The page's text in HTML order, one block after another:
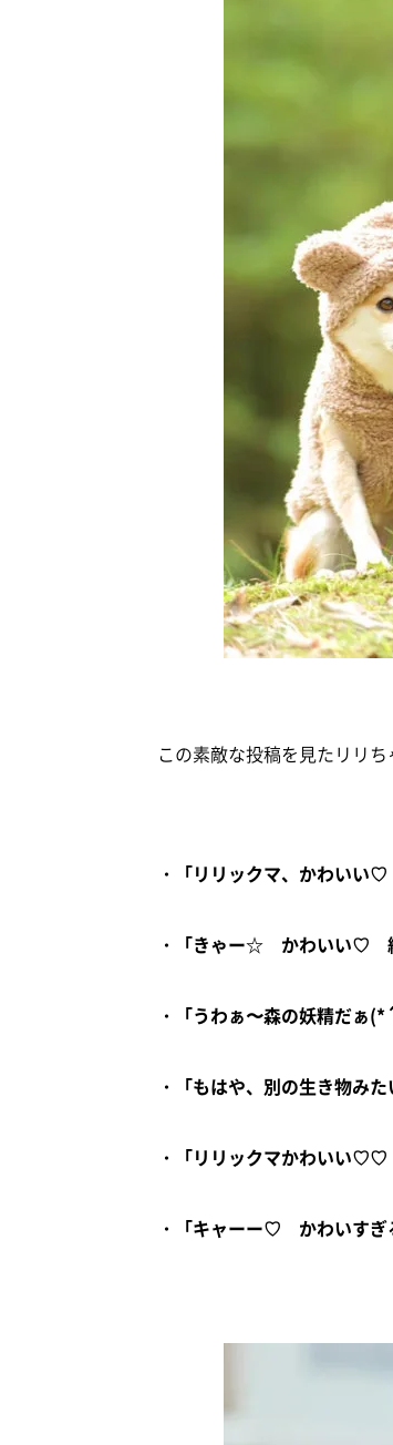
この素敵な投稿を見たリリ
・「リリックマ、かわいい
・「きゃー☆ かわいい♡
・「うわぁ〜森の妖精だぁ
・「もはや、別の生き物み
・「リリックマかわいい
・「キャーー♡ かわいす